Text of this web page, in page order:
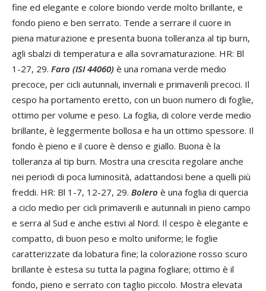
fine ed elegante e colore biondo verde molto brillante, e
fondo pieno e ben serrato. Tende a serrare il cuore in
piena maturazione e presenta buona tolleranza al tip burn,
agli sbalzi di temperatura e alla sovramaturazione. HR: Bl
1-27, 29. Faro (ISI 44060) è una romana verde medio
precoce, per cicli autunnali, invernali e primaverili precoci. Il
cespo ha portamento eretto, con un buon numero di foglie,
ottimo per volume e peso. La foglia, di colore verde medio
brillante, è leggermente bollosa e ha un ottimo spessore. Il
fondo è pieno e il cuore è denso e giallo. Buona è la
tolleranza al tip burn. Mostra una crescita regolare anche
nei periodi di poca luminosità, adattandosi bene a quelli più
freddi. HR: Bl 1-7, 12-27, 29. Bolero è una foglia di quercia
a ciclo medio per cicli primaverili e autunnali in pieno campo
e serra al Sud e anche estivi al Nord. Il cespo è elegante e
compatto, di buon peso e molto uniforme; le foglie
caratterizzate da lobatura fine; la colorazione rosso scuro
brillante è estesa su tutta la pagina fogliare; ottimo è il
fondo, pieno e serrato con taglio piccolo. Mostra elevata